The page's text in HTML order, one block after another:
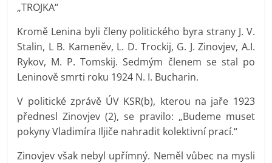
„TROJKA“
Kromě Lenina byli členy politického byra strany J. V.
Stalin, L B. Kameněv, L. D. Trockij, G. J. Zinovjev, A.I.
Rykov, M. P. Tomskij. Sedmým členem se stal po
Leninově smrti roku 1924 N. I. Bucharin.
V politické zprávě ÚV KSR(b), kterou na jaře 1923
přednesl Zinovjev (2), se pravilo: „Budeme muset
pokyny Vladimíra Iljiče nahradit kolektivní prací.“
Zinovjev však nebyl upřímný. Neměl vůbec na mysli